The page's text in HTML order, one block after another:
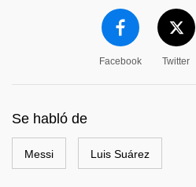
Facebook Twitter
Se habló de
Messi Luis Suárez